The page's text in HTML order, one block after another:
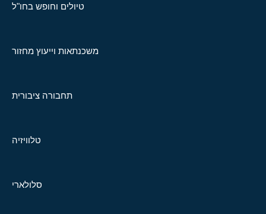
טיולים וחופש בחו"ל
משכנתאות וייעוץ מחזור
תחבורה ציבורית
טלוויזיה
סלולארי